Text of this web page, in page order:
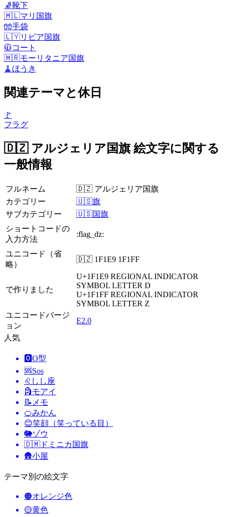
🧦靴下
🇲🇱マリ国旗
🧤手袋
🇱🇾リビア国旗
🧥 コート
🇲🇷モーリタニア国旗
🧹 ほうき
関連テーマと休日
🚩
フラグ
🇩🇿 アルジェリア国旗 絵文字に関する
一般情報
フルネーム
🇩🇿 アルジェリア国旗
カテゴリー
🇺🇸旗
サブカテゴリー
🇺🇸国旗
ショートコードの
入力方法
:flag_dz:
ユニコード（省
略）
🇩🇿 1F1E9 1F1FF
で作りました
U+1F1E9 REGIONAL INDICATOR
SYMBOL LETTER D
U+1F1FF REGIONAL INDICATOR
SYMBOL LETTER Z
ユニコードバージ
ョン
E2.0
人気
🅾️O型
🆘Sos
♌ しし座
🗿モアイ
📝 メモ
🍊みかん
😊笑顔（笑っている目）
🐘ゾウ
🇩🇲 ドミニカ国旗
🛖小屋
テーマ別の絵文字
🟠オレンジ色
🟡黄色